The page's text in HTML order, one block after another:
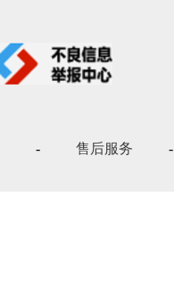
- 售后服务 -